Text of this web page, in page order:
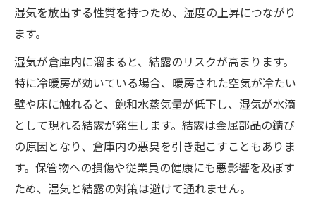
湿気を放出する性質を持つため、湿度の上昇につながり
ます。
湿気が倉庫内に溜まると、結露のリスクが高まります。
特に冷暖房が効いている場合、暖房された空気が冷たい
壁や床に触れると、飽和水蒸気量が低下し、湿気が水滴
として現れる結露が発生します。結露は金属部品の錆び
の原因となり、倉庫内の悪臭を引き起こすこともありま
す。保管物への損傷や従業員の健康にも悪影響を及ぼす
ため、湿気と結露の対策は避けて通れません。